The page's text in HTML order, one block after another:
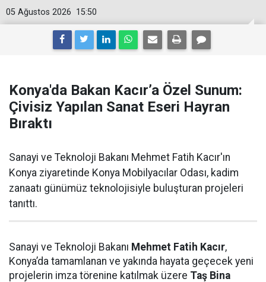
15:50
05 Ağustos 2026
Konya'da Bakan Kacır’a Özel Sunum:
Çivisiz Yapılan Sanat Eseri Hayran
Bıraktı
Sanayi ve Teknoloji Bakanı Mehmet Fatih Kacır'ın
Konya ziyaretinde Konya Mobilyacılar Odası, kadim
zanaatı günümüz teknolojisiyle buluşturan projeleri
tanıttı.
Sanayi ve Teknoloji Bakanı Mehmet Fatih Kacır,
Konya’da tamamlanan ve yakında hayata geçecek yeni
projelerin imza törenine katılmak üzere Taş Bina